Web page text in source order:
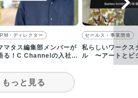
PM・ディレクター
マタス編集部メンバーが
る！C Channelの入社理
セールス・事業開発
私らしいワークス
ル 〜アートとビ
融合させ、ZERO
もっと見る